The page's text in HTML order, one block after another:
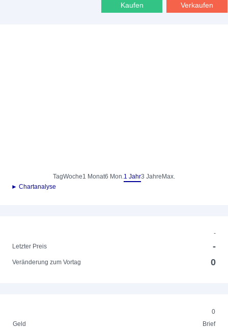
Kaufen Verkaufen
TagWoche1 Monat6 Mon.1 Jahr3 Jahre Max.
► Chartanalyse
-
Letzter Preis
-
Veränderung zum Vortag 0
0
Geld
Brief